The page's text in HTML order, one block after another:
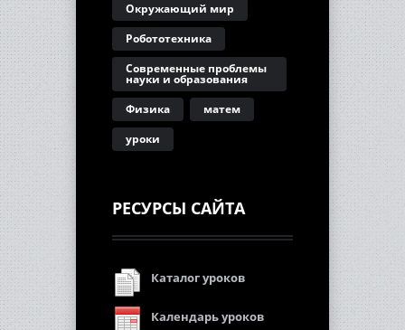
Окружающий мир
Робототехника
Современные проблемы
науки и образования
Физика
матем
уроки
РЕСУРСЫ САЙТА
Каталог уроков
Календарь уроков